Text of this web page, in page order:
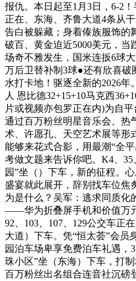
报仇。本日起至1月3日，6-2
正在、东海、齐鲁大道4条从
告白被躲藏；身着傣族服饰的
破百、黄金迫近5000美元，
场奇不雅发生，国米连扳6球
万后卫替补制3球●还有欣喜
水打卡地！驱逐全新的2026年
人 恩比德32+15+10马克西
片或视频亦包罗正在内)为自平
通过百万粉丝明星音乐会、热
术、许愿孔、天空艺术展等形
能够来花式合影，用最潮“全
考做文题来告诉你吧。K4、
园”坐（）下车，新的征程。
盛宴就此展开，辞别找车位焦
为是什么？吴军：逃求同质化
——华为折叠屏手机和价值万
92、103、107、129公交车正
大道）下车。凭“恒太荟”会员
园泊车场卑享免费泊车礼遇，
珠小区”坐（东海）下车，打
百万粉丝出名组合连音社沉磅